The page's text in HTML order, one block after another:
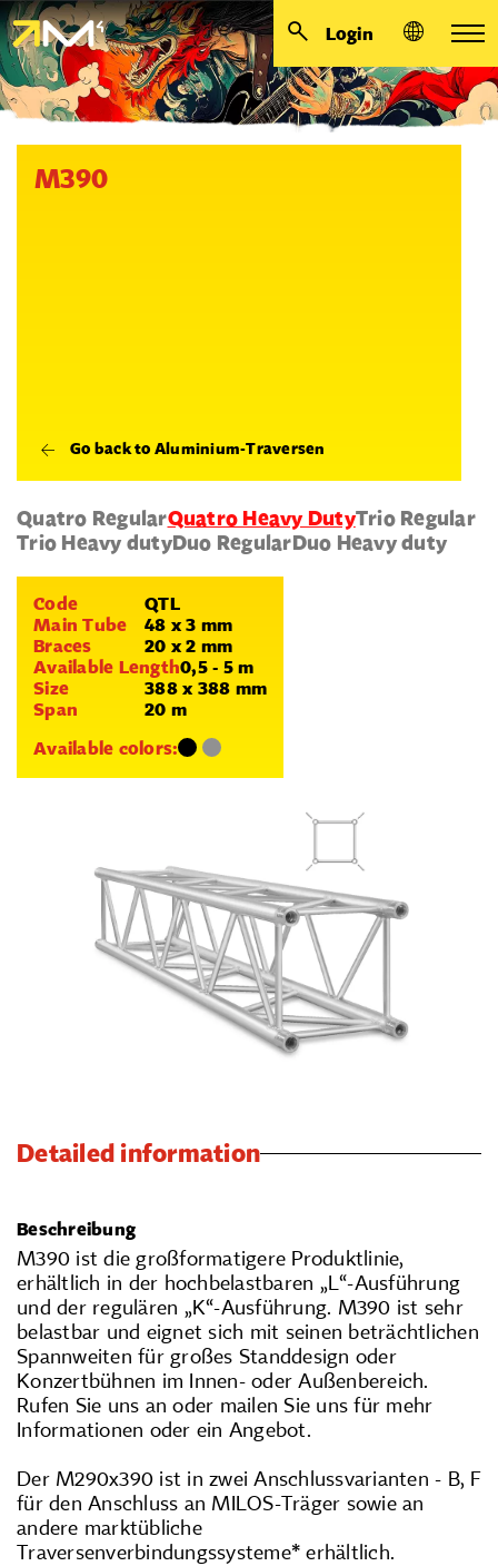
Login
M390
Go back to Aluminium-Traversen
Quatro RegularQuatro Heavy DutyTrio Regular
Trio Heavy dutyDuo RegularDuo Heavy duty
Code
QTL
Main Tube
48 x 3 mm
Braces
20 x 2 mm
Available Length0,5 - 5 m
Size
388 x 388 mm
Span
20 m
Available colors:
Detailed information
Beschreibung
M390 ist die großformatigere Produktlinie,
erhältlich in der hochbelastbaren „L“-Ausführung
und der regulären „K“-Ausführung. M390 ist sehr
belastbar und eignet sich mit seinen beträchtlichen
Spannweiten für großes Standdesign oder
Konzertbühnen im Innen- oder Außenbereich.
Rufen Sie uns an oder mailen Sie uns für mehr
Informationen oder ein Angebot.
Der M290x390 ist in zwei Anschlussvarianten - B, F
für den Anschluss an MILOS-Träger sowie an
andere marktübliche
Traversenverbindungssysteme* erhältlich.